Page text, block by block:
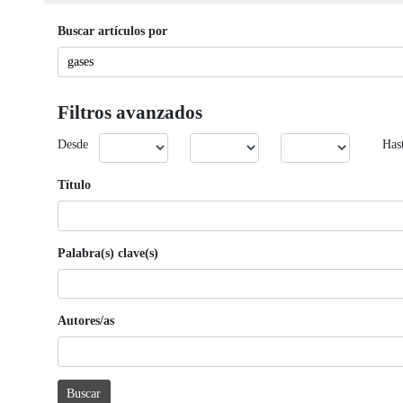
Buscar artículos por
Filtros avanzados
Desde
Título
Palabra(s) clave(s)
Autores/as
Buscar